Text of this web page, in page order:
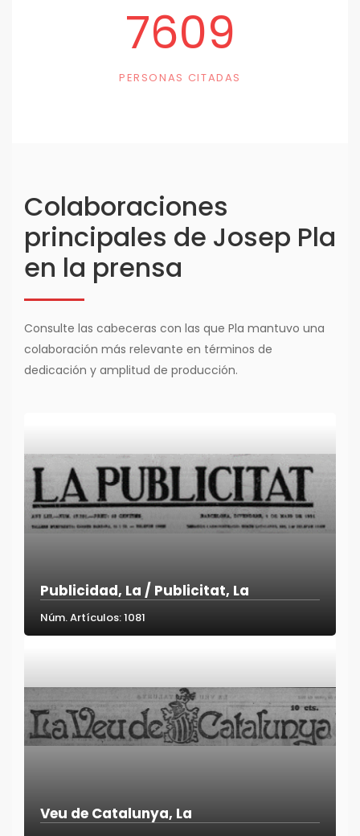
7609
PERSONAS CITADAS
Colaboraciones
principales de Josep Pla
en la prensa
Consulte las cabeceras con las que Pla mantuvo una
colaboración más relevante en términos de
dedicación y amplitud de producción.
Publicidad, La / Publicitat, La
Núm. Artículos: 1081
Veu de Catalunya, La